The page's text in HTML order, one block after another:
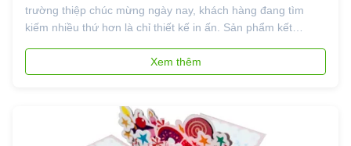
trường thiệp chúc mừng ngày nay, khách hàng đang tìm
kiếm nhiều thứ hơn là chỉ thiết kế in ấn. Sản phẩm kết
được chú ý nhiều hơn, đặc biệt là ở hạng mục sinh nhật và
lễ kỷ niệm. Kỹ thuật ...
Xem thêm